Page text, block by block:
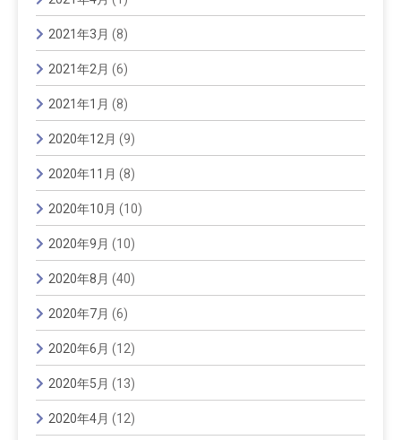
2021年3月 (8)
2021年2月 (6)
2021年1月 (8)
2020年12月 (9)
2020年11月 (8)
2020年10月 (10)
2020年9月 (10)
2020年8月 (40)
2020年7月 (6)
2020年6月 (12)
2020年5月 (13)
2020年4月 (12)